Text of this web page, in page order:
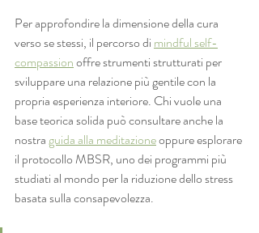
Per approfondire la dimensione della cura
verso se stessi, il percorso di mindful self-
compassion offre strumenti strutturati per
sviluppare una relazione più gentile con la
propria esperienza interiore. Chi vuole una
base teorica solida può consultare anche la
nostra guida alla meditazione oppure esplorare
il protocollo MBSR, uno dei programmi più
studiati al mondo per la riduzione dello stress
basata sulla consapevolezza.